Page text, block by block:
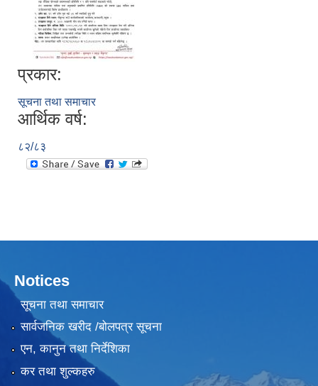
प्रकार:
सूचना तथा समाचार
आर्थिक वर्ष:
८२/८३
Notices
सूचना तथा समाचार
सार्वजनिक खरीद /बोलपत्र सूचना
एन, कानुन तथा निर्देशिका
कर तथा शुल्कहरु